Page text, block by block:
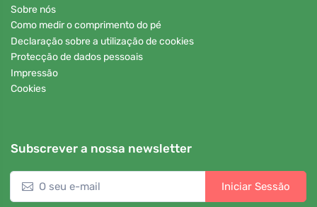
Sobre nós
Como medir o comprimento do pé
Declaração sobre a utilização de cookies
Protecção de dados pessoais
Impressão
Cookies
Subscrever a nossa newsletter
Iniciar Sessão